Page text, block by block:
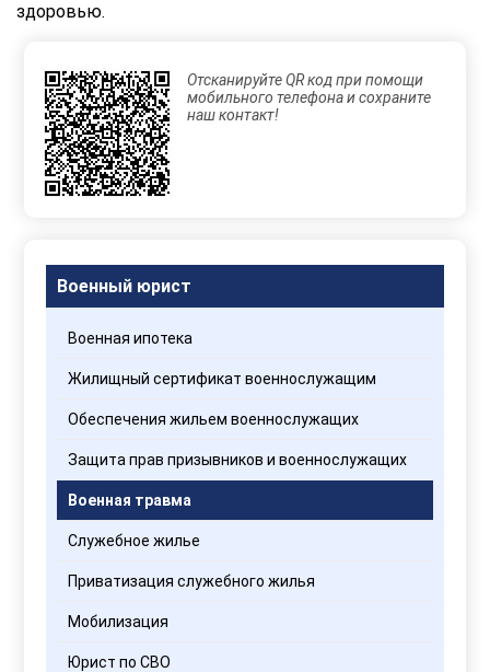
здоровью.
Отсканируйте QR код при помощи
мобильного телефона и сохраните
наш контакт!
Военный юрист
Военная ипотека
Жилищный сертификат военнослужащим
Обеспечения жильем военнослужащих
Защита прав призывников и военнослужащих
Военная травма
Служебное жилье
Приватизация служебного жилья
Мобилизация
Юрист по СВО